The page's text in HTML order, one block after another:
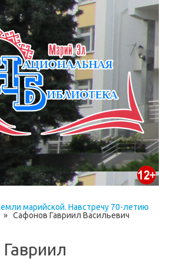
марийской. Навстречу 70-летию
» Сафонов Гавриил Васильевич